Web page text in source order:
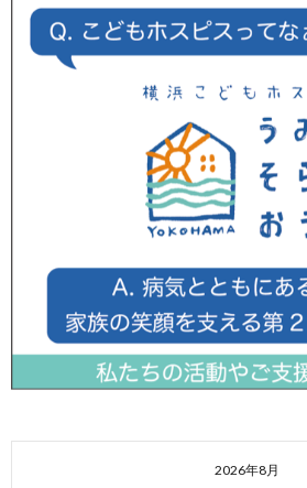
2026年8月